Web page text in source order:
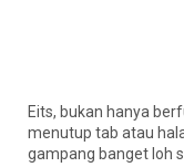
Eits, bukan hanya
menutup tab atau
gampang banget loh